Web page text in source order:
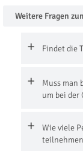
Weitere Fragen
Findet die
Muss man
um bei der
Wie viele